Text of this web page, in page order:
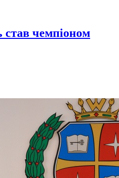
чемпіоном